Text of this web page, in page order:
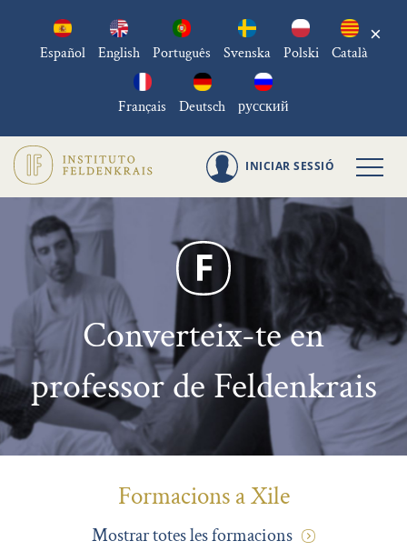
Español English Português Svenska Polski Català
Français Deutsch русский
×
INICIAR SESSIÓ
Converteix-te en
professor de Feldenkrais
Formacions a Xile
Mostrar totes les formacions